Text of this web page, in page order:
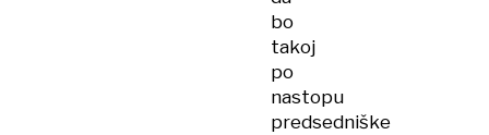
bo
takoj
po
nastopu
predsedniške